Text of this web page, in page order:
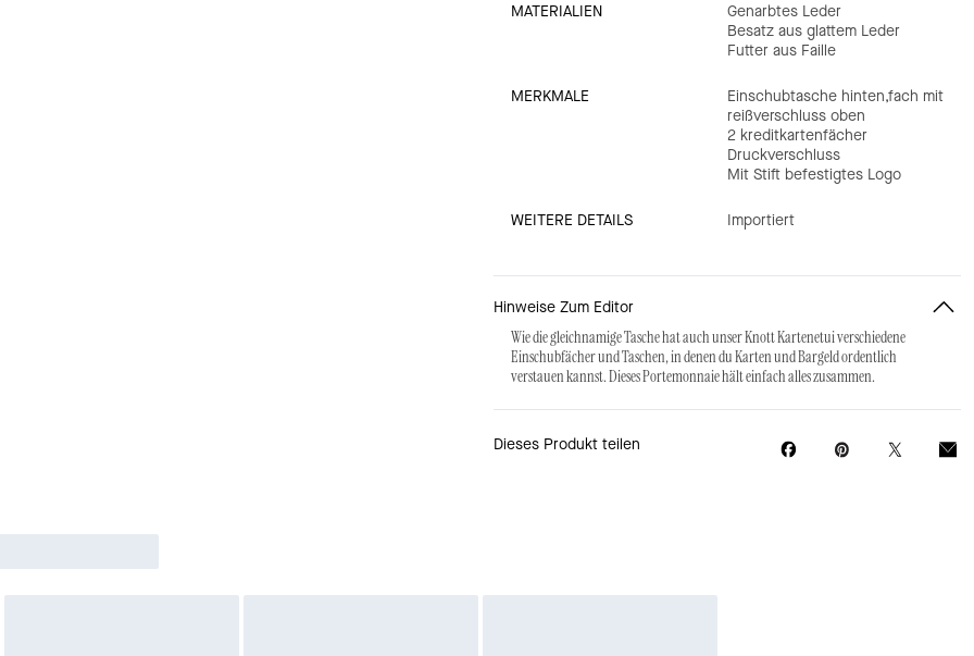
MATERIALIEN
Genarbtes Leder
Besatz aus glattem Leder
Futter aus Faille
MERKMALE
Einschubtasche hinten,fach mit
reißverschluss oben
2 kreditkartenfächer
Druckverschluss
Mit Stift befestigtes Logo
WEITERE DETAILS Importiert
Hinweise Zum Editor
Wie die gleichnamige Tasche hat auch unser Knott Kartenetui verschiedene
Einschubfächer und Taschen, in denen du Karten und Bargeld ordentlich
verstauen kannst. Dieses Portemonnaie hält einfach alles zusammen.
Dieses Produkt teilen